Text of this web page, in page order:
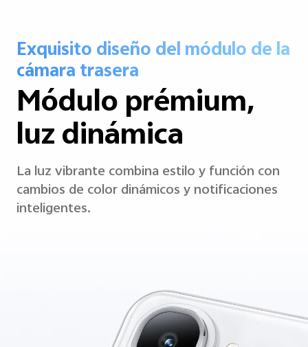
Exquisito diseño del módulo de la
cámara trasera
Módulo prémium,
luz dinámica
La luz vibrante combina estilo y función con
cambios de color dinámicos y notificaciones
inteligentes.